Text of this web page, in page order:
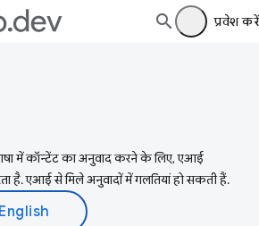
प्रवेश करें
में कॉन्टेंट का अनुवाद करने के लिए, एआई
है. एआई से मिले अनुवादों में गलतियां हो सकती हैं.